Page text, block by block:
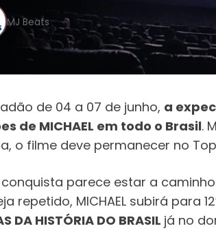
MJ Beats
de 04 a 07 de junho, a
de MICHAEL em todo o Brasil.
o filme deve permanecer no
parece estar a
repetido, MICHAEL subirá para
DA HISTÓRIA DO BRASIL já no